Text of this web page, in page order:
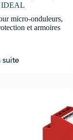
micro-onduleurs,
et armoires
suite